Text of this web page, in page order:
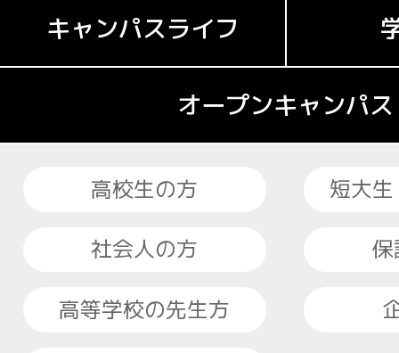
キャンパスライフ
オープンキャンパス
高校生の方
短大
社会人の方
高等学校の先生方